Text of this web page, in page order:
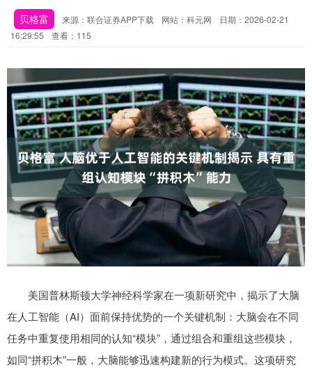
贝格富 来源：联合证券APP下载 网站：科元网
日期：2026-02-21
16:29:55
查看：115
美国普林斯顿大学神经科学家在一项新研究中，揭示了大脑
在人工智能（AI）面前保持优势的一个关键机制：大脑会在不同
任务中重复使用相同的认知“模块”，通过组合和重组这些模块，
如同“拼积木”一般，大脑能够迅速构建新的行为模式。这项研究